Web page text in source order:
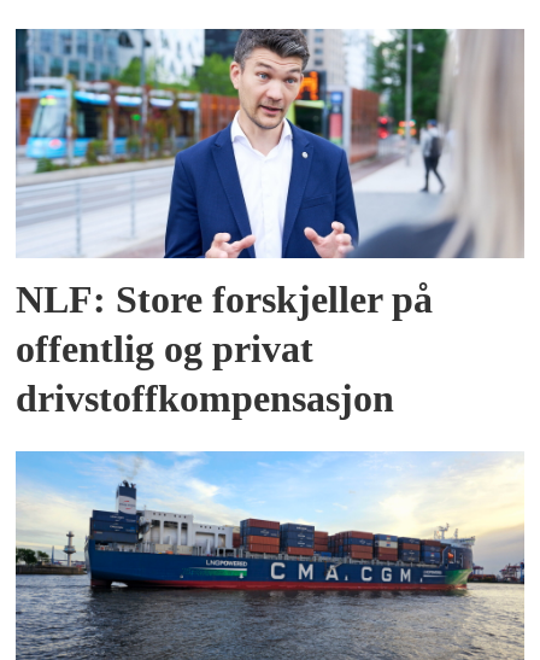
NLF: Store forskjeller på
offentlig og privat
drivstoffkompensasjon